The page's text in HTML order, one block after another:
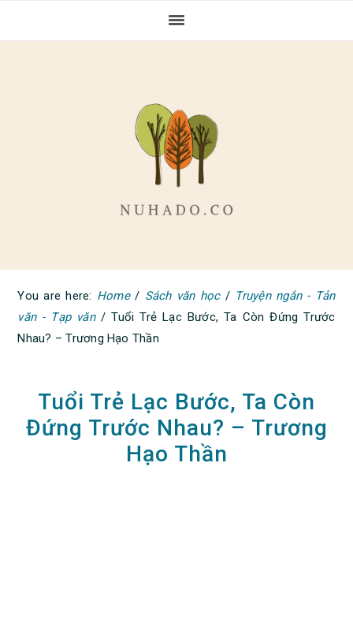
You are here: Home / Sách văn học / Truyện ngắn - Tản
văn - Tạp văn / Tuổi Trẻ Lạc Bước, Ta Còn Đứng Trước
Nhau? – Trương Hạo Thần
Tuổi Trẻ Lạc Bước, Ta Còn
Đứng Trước Nhau? – Trương
Hạo Thần